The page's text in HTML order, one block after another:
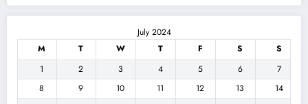
July 2024
M
T W T F S
S
1
2 3 4 5 6
7
8
9 10 11 12 13
14